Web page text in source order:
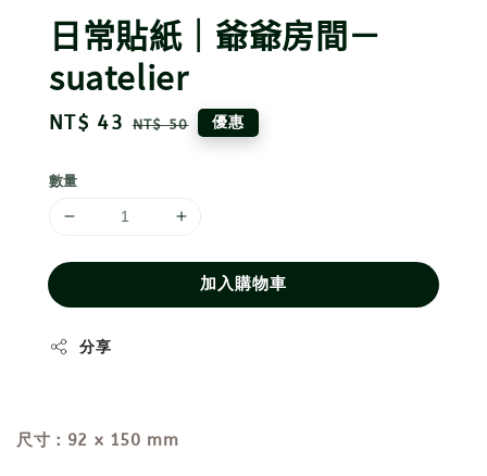
日常貼紙｜爺爺房間－
suatelier
Sale
NT$ 43 Regular
NT$ 50 優惠
數量
加入購物車
分享
尺寸：92 x 150 mm